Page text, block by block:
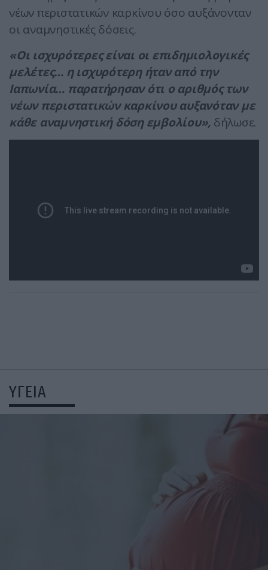
νέων περιστατικών καρκίνου όσο αυξάνονταν
οι αναμνηστικές δόσεις.
«Οι ισχυρότερες είναι οι επιδημιολογικές
μελέτες… η ισχυρότερη ήταν από την
Ιαπωνία… παρατήρησαν ότι ο αριθμός των
νέων περιστατικών καρκίνου αυξανόταν με
κάθε αναμνηστική δόση εμβολίου», δήλωσε.
ΥΓΕΙΑ